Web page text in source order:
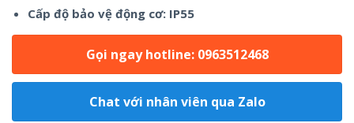
Cấp độ bảo vệ động cơ: IP55
Gọi ngay hotline: 0963512468
Chat với nhân viên qua Zalo